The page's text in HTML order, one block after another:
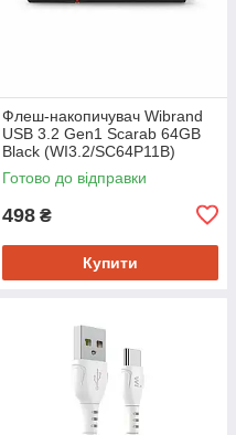
Флеш-накопичувач Wibrand
USB 3.2 Gen1 Scarab 64GB
Black (WI3.2/SC64P11B)
Готово до відправки
498 ₴
Купити